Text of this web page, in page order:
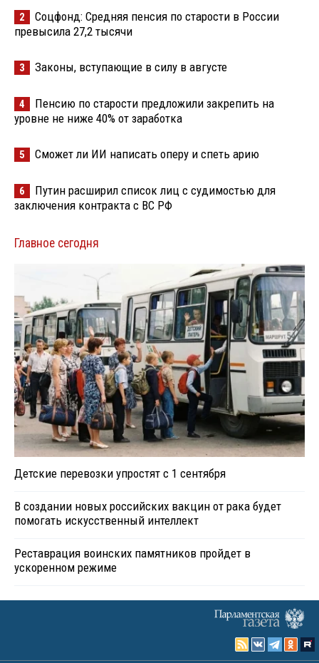
2
Соцфонд: Средняя пенсия по старости в России
превысила 27,2 тысячи
3 Законы, вступающие в силу в августе
4
Пенсию по старости предложили закрепить на
уровне не ниже 40% от заработка
5 Сможет ли ИИ написать оперу и спеть арию
6
Путин расширил список лиц с судимостью для
заключения контракта с ВС РФ
Главное сегодня
Детские перевозки упростят с 1 сентября
В создании новых российских вакцин от рака будет
помогать искусственный интеллект
Реставрация воинских памятников пройдет в
ускоренном режиме